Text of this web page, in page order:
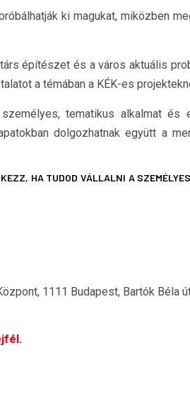
ki magukat, miközben
építészet és a város aktuális
a témában a KÉK-es
tematikus alkalmat és
dolgozhatnak együtt a
HA TUDOD VÁLLALNI A
1111 Budapest, Bartók Béla